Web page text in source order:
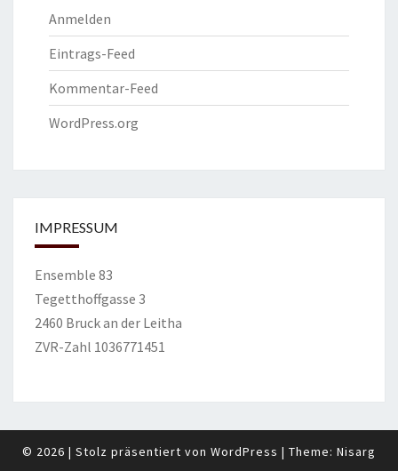
Anmelden
Eintrags-Feed
Kommentar-Feed
WordPress.org
IMPRESSUM
Ensemble 83
Tegetthoffgasse 3
2460 Bruck an der Leitha
ZVR-Zahl 1036771451
© 2026 | Stolz präsentiert von WordPress | Theme: Nisarg